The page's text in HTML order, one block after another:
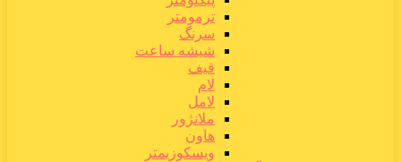
ترمومتر
سرنگ
شیشه ساعت
قیف
لام
لامل
ملانژور
هاون
ویسکوزیمتر